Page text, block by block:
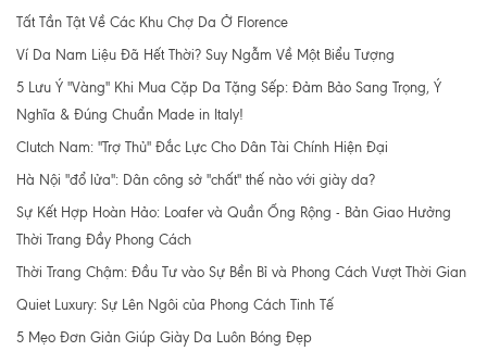
Tất Tần Tật Về Các Khu Chợ Da Ở Florence
Ví Da Nam Liệu Đã Hết Thời? Suy Ngẫm Về Một Biểu Tượng
5 Lưu Ý "Vàng" Khi Mua Cặp Da Tặng Sếp: Đảm Bảo Sang Trọng, Ý
Nghĩa & Đúng Chuẩn Made in Italy!
Clutch Nam: "Trợ Thủ" Đắc Lực Cho Dân Tài Chính Hiện Đại
Hà Nội "đổ lửa": Dân công sở "chất" thế nào với giày da?
Sự Kết Hợp Hoàn Hảo: Loafer và Quần Ống Rộng - Bản Giao Hưởng
Thời Trang Đầy Phong Cách
Thời Trang Chậm: Đầu Tư vào Sự Bền Bỉ và Phong Cách Vượt Thời Gian
Quiet Luxury: Sự Lên Ngôi của Phong Cách Tinh Tế
5 Mẹo Đơn Giản Giúp Giày Da Luôn Bóng Đẹp